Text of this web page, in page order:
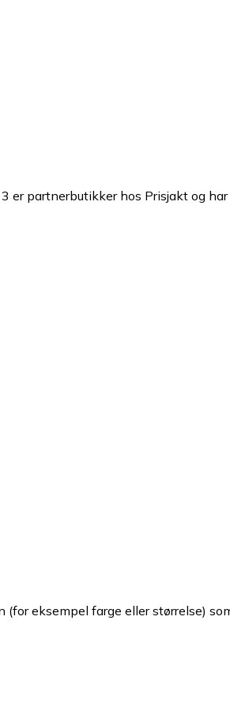
er partnerbutikker hos Prisjakt og
eksempel farge eller størrelse)